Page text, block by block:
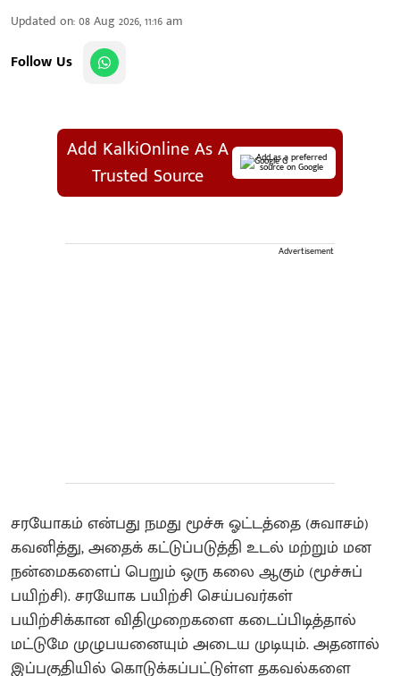
Updated on:08 Aug 2026, 11:16 am
Follow Us
Add KalkiOnline As A
Trusted Source
Add as a preferred
source on Google
Advertisement
சரயோகம் என்பது நமது மூச்சு ஓட்டத்தை (சுவாசம்)
கவனித்து, அதைக் கட்டுப்படுத்தி உடல் மற்றும் மன
நன்மைகளைப் பெறும் ஒரு கலை ஆகும் (மூச்சுப்
பயிற்சி). சரயோக பயிற்சி செய்பவர்கள்
பயிற்சிக்கான விதிமுறைகளை கடைப்பிடித்தால்
மட்டுமே முழுபயனையும் அடைய முடியும். அதனால்
இப்பகுதியில் கொடுக்கப்பட்டுள்ள தகவல்களை